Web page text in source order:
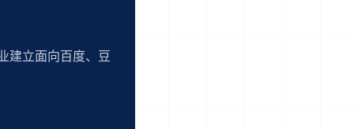
建立面向百度、豆